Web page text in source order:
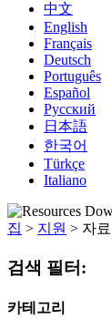
中文
English
Français
Deutsch
Português
Español
Русский
日本語
한국어
Türkçe
Italiano
집 > 지원 > 자
검색 필터:
카테고리